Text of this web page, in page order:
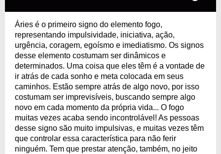
Áries é o primeiro signo do elemento fogo,
representando impulsividade, iniciativa, ação,
urgência, coragem, egoísmo e imediatismo. Os signos
desse elemento costumam ser dinâmicos e
determinados. Uma coisa que eles têm é a vontade de
ir atrás de cada sonho e meta colocada em seus
caminhos. Estão sempre atrás de algo novo, por isso
costumam ser imprevisíveis, buscando sempre algo
novo em cada momento da própria vida... O fogo
muitas vezes acaba sendo incontrolável! As pessoas
desse signo são muito impulsivas, e muitas vezes têm
que controlar essa característica para não ferir
ninguém. Tem que prestar atenção, também, no jeito